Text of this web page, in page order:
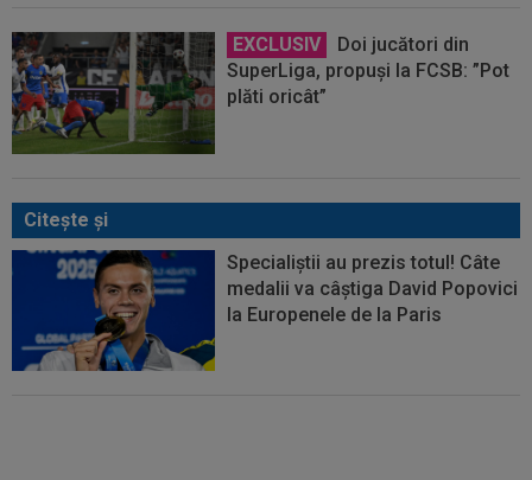
EXCLUSIV
Doi jucători din
SuperLiga, propuși la FCSB: ”Pot
plăti oricât”
Citeşte şi
Specialiștii au prezis totul! Câte
medalii va câștiga David Popovici
la Europenele de la Paris